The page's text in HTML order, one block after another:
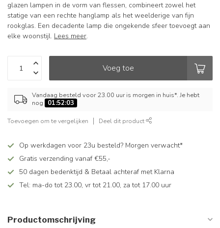
glazen lampen in de vorm van flessen, combineert zowel het
statige van een rechte hanglamp als het weelderige van fijn
rookglas. Een decadente lamp die ongekende sfeer toevoegt aan
elke woonstijl. Lees meer.
Voeg toe
Vandaag besteld voor 23.00 uur is morgen in huis*. Je hebt
nog
01:52:03
Toevoegen om te vergelijken Deel dit product
Op werkdagen voor 23u besteld? Morgen verwacht*
Gratis verzending vanaf €55,-
50 dagen bedenktijd & Betaal achteraf met Klarna
Tel: ma-do tot 23.00, vr tot 21.00, za tot 17.00 uur
Productomschrijving